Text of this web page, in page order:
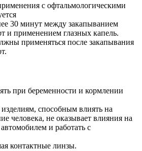
с офтальмологическими
30 минут между закапыванием
и применением глазных капель.
применяться после закапывания
при беременности и кормлении
изделиям, способным влиять на
человека, не оказывает влияния на
и работать с
контактные линзы.